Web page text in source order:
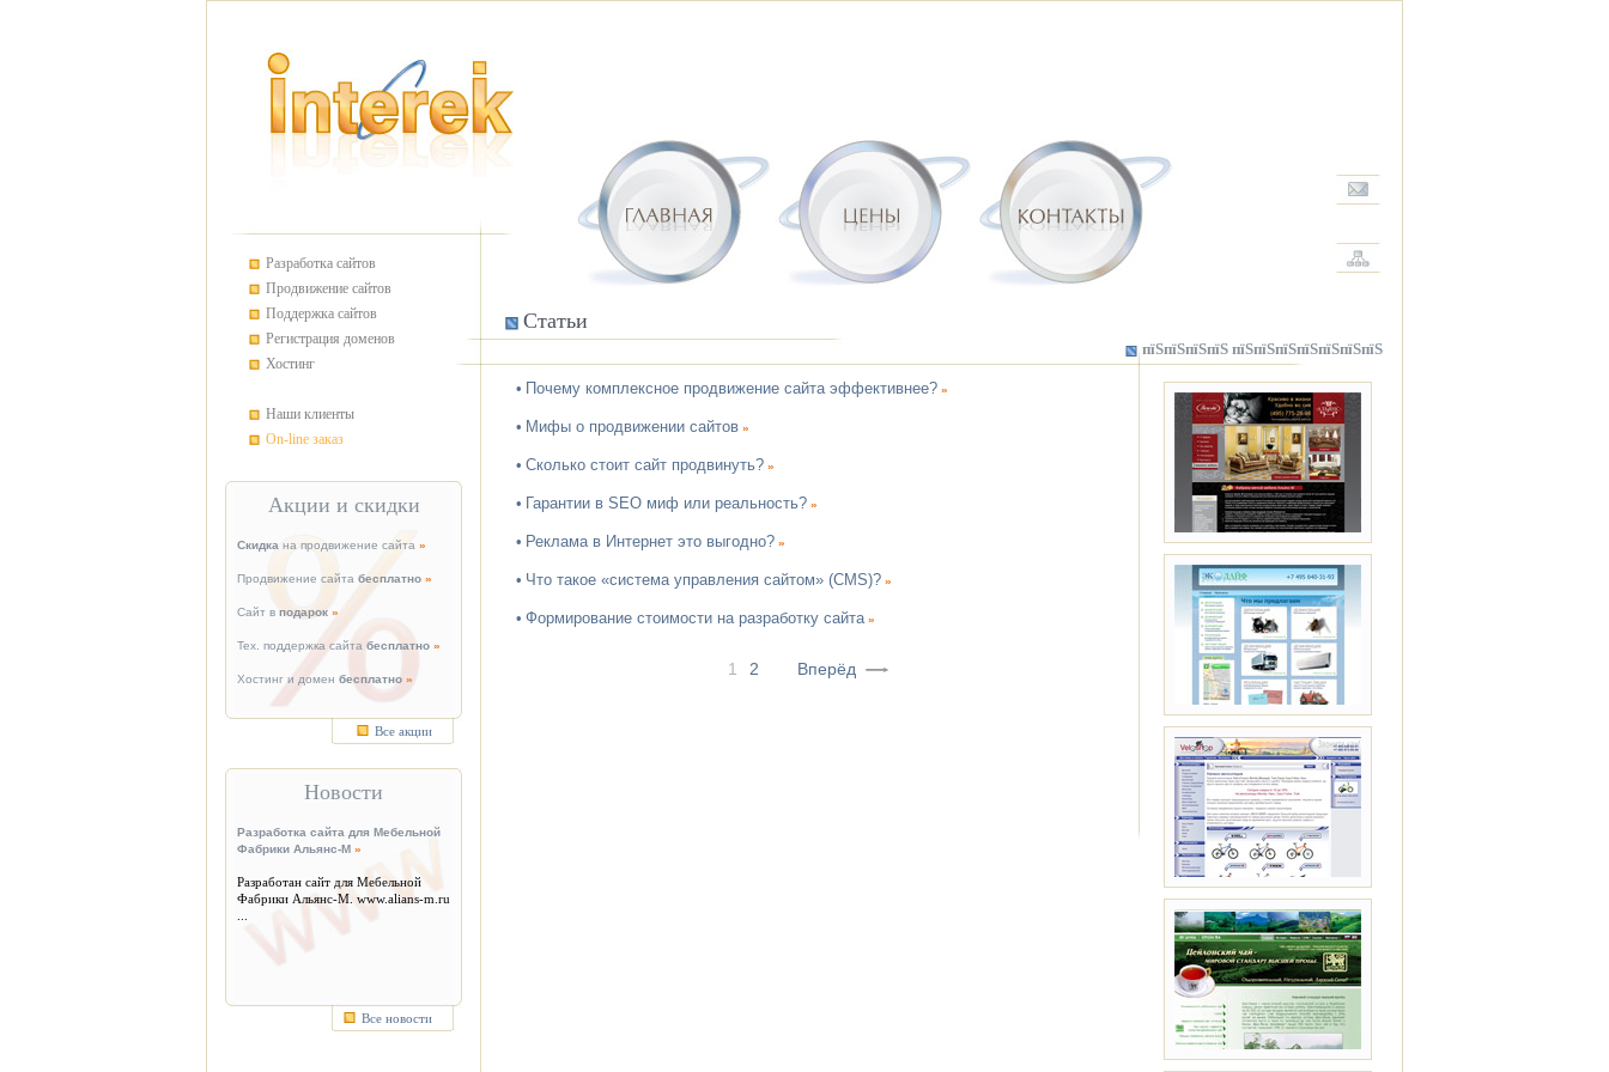
Разработка сайтов
Продвижение сайтов
Поддержка сайтов
Регистрация доменов
Хостинг
Наши клиенты
On-line заказ
Статьи
пїЅпїЅпїЅпїЅ пїЅпїЅпїЅпїЅпїЅпїЅпїЅ
• Почему комплексное продвижение сайта эффективнее? »
• Мифы о продвижении сайтов »
• Сколько стоит сайт продвинуть? »
• Гарантии в SEO миф или реальность? »
• Реклама в Интернет это выгодно? »
• Что такое «система управления сайтом» (CMS)? »
• Формирование стоимости на разработку сайта »
1 2 Вперёд
Акции и скидки
Скидка на продвижение сайта »
Продвижение сайта бесплатно »
Сайт в подарок »
Тех. поддержка сайта бесплатно »
Хостинг и домен бесплатно »
Все акции
Новости
Разработка сайта для Мебельной
Фабрики Альянс-М »
Разработан сайт для Мебельной
Фабрики Альянс-М. www.alians-m.ru
Все новости